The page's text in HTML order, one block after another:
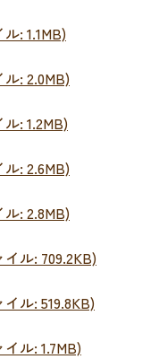
: 1.1MB)
: 2.0MB)
: 1.2MB)
: 2.6MB)
: 2.8MB)
ル: 709.2KB)
ル: 519.8KB)
ル: 1.7MB)